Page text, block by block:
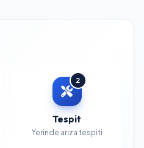
2
Tespit
Yerinde arıza tespiti